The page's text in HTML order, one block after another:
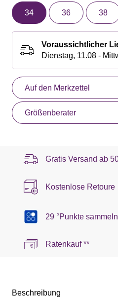
34 36 38
Voraussichtlicher
Dienstag, 11.08 -
Auf den Merkzettel
Größenberater
Gratis Versand ab
Kostenlose Retoure
29 °Punkte sammeln
Ratenkauf **
Beschreibung